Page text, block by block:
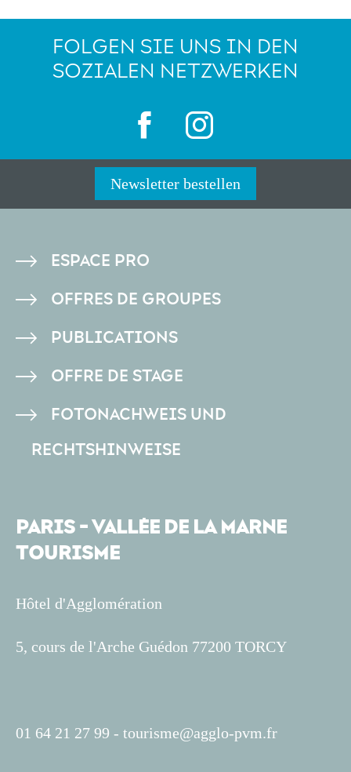
FOLGEN SIE UNS IN DEN
SOZIALEN NETZWERKEN
Newsletter bestellen
PIED
DE
ESPACE PRO
OFFRES DE GROUPES
PUBLICATIONS
OFFRE DE STAGE
FOTONACHWEIS UND
RECHTSHINWEISE
PARIS - VALLÉE DE LA MARNE
TOURISME
Hôtel d'Agglomération
5, cours de l'Arche Guédon 77200 TORCY
01 64 21 27 99 - tourisme@agglo-pvm.fr